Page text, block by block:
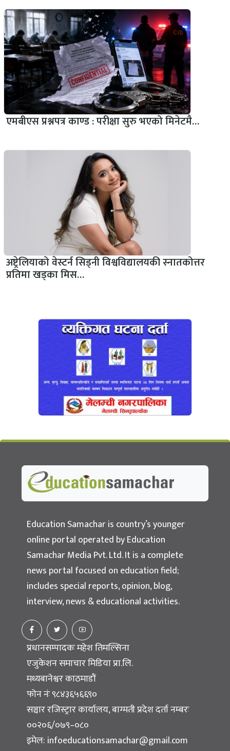
एमबीएस प्रश्नपत्र काण्ड : परीक्षा सुरु भएको मिनेटमै…
अष्ट्रेलियाको वेस्टर्न सिड्नी विश्वविद्यालयकी स्नातकोत्तर
प्रतिमा खड्का मिस…
Education Samachar
Nepal's No.1 Educational News Portal
Education Samachar is country’s younger
online portal operated by Education
Samachar Media Pvt. Ltd. It is a complete
news portal focused on education field;
includes special reports, opinion, blog,
interview, news & educational activities.
प्रधानसम्पादकः महेश तिमल्सिना
एजुकेशन समाचार मिडिया प्रा.लि.
मध्यबानेश्वर काठमाडौं
फोन नंः ९८४३६५६६९०
सञ्चार रजिस्ट्रार कार्यालय, बाग्मती प्रदेश दर्ता नम्बरः
००२०६/०७९–०८०
इमेल: infoeducationsamachar@gmail.com